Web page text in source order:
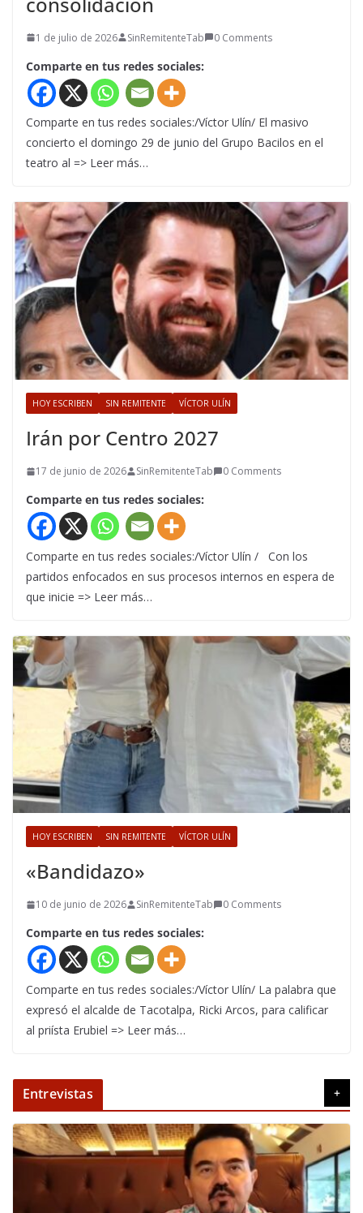
1 de julio de 2026 SinRemitenteTab 0 Comments
Comparte en tus redes sociales:
Comparte en tus redes sociales:/Víctor Ulín/ El masivo
concierto el domingo 29 de junio del Grupo Bacilos en el
teatro al => Leer más…
HOY ESCRIBEN SIN REMITENTE VÍCTOR ULÍN
Irán por Centro 2027
17 de junio de 2026 SinRemitenteTab 0 Comments
Comparte en tus redes sociales:
Comparte en tus redes sociales:/Víctor Ulín / Con los
partidos enfocados en sus procesos internos en espera de
que inicie => Leer más…
HOY ESCRIBEN SIN REMITENTE VÍCTOR ULÍN
«Bandidazo»
10 de junio de 2026 SinRemitenteTab 0 Comments
Comparte en tus redes sociales:
Comparte en tus redes sociales:/Víctor Ulín/ La palabra que
expresó el alcalde de Tacotalpa, Ricki Arcos, para calificar
al priísta Erubiel => Leer más…
Entrevistas +